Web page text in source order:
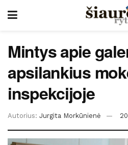
Mintys apie
apsilankius
inspekcijoje
Autorius: Jurgita Morkūnienė